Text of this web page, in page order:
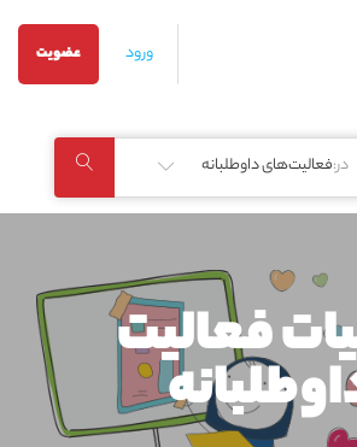
ورود عضویت
در:فعالیت‌های داوطلبانه
فعالیت‌